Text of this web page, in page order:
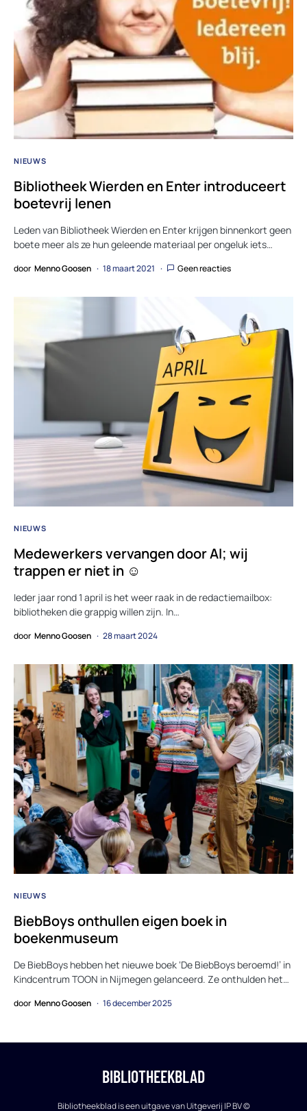
NIEUWS
Bibliotheek Wierden en Enter introduceert
boetevrij lenen
Leden van Bibliotheek Wierden en Enter krijgen binnenkort geen
boete meer als ze hun geleende materiaal per ongeluk iets…
door Menno Goosen 18 maart 2021 Geen reacties
NIEUWS
Medewerkers vervangen door AI; wij
trappen er niet in ☺
Ieder jaar rond 1 april is het weer raak in de redactiemailbox:
bibliotheken die grappig willen zijn. In…
door Menno Goosen 28 maart 2024
NIEUWS
BiebBoys onthullen eigen boek in
boekenmuseum
De BiebBoys hebben het nieuwe boek ‘De BiebBoys beroemd!’ in
Kindcentrum TOON in Nijmegen gelanceerd. Ze onthulden het…
door Menno Goosen 16 december 2025
BIBLIOTHEEKBLAD
Bibliotheekblad is een uitgave van Uitgeverij IP BV ©